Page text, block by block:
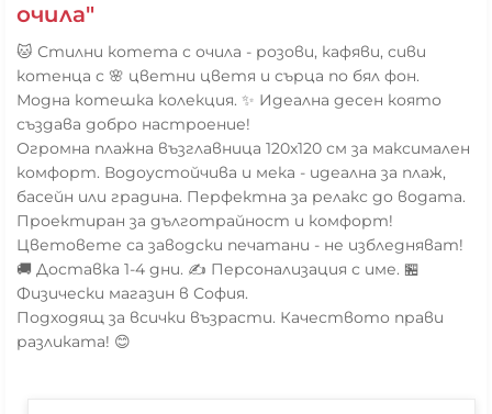
очила"
🐱 Стилни котета с очила - розови, кафяви, сиви
котенца с 🌸 цветни цветя и сърца по бял фон.
Модна котешка колекция. ✨ Идеална десен която
създава добро настроение!
Огромна плажна възглавница 120x120 см за максимален
комфорт. Водоустойчива и мека - идеална за плаж,
басейн или градина. Перфектна за релакс до водата.
Проектиран за дълготрайност и комфорт!
Цветовете са заводски печатани - не избледняват!
🚚 Доставка 1-4 дни. ✍️ Персонализация с име. 🏪
Физически магазин в София.
Подходящ за всички възрасти. Качеството прави
разликата! 😊